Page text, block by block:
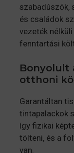
szabadúszók,
és családok
vezeték
fenntartási
Bonyolult
otthoni
Garantáltan
tintapalackok
így fizikai
tölteni, és a
van.